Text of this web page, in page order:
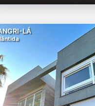
LÁ